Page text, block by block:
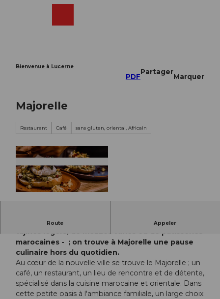
Bienvenue à Lucerne
PDF
Partager
Marquer
Majorelle
Restaurant Café sans gluten, oriental, Africain
Route Appeler
Qu'il s'agisse de petits déjeuners marocains, de
tajines légers, de mezzés variés ou de pâtisseries
marocaines - ; on trouve à Majorelle une pause
culinaire hors du quotidien.
Au cœur de la nouvelle ville se trouve le Majorelle ; un
café, un restaurant, un lieu de rencontre et de détente,
spécialisé dans la cuisine marocaine et orientale. Dans
cette petite oasis à l'ambiance familiale, un large choix